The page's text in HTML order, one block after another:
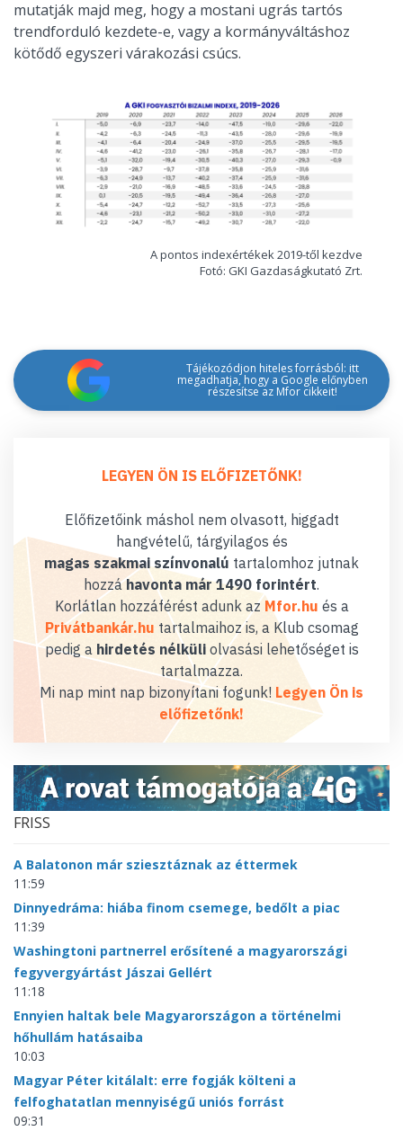
mutatják majd meg, hogy a mostani ugrás tartós
trendforduló kezdete-e, vagy a kormányváltáshoz
kötődő egyszeri várakozási csúcs.
A pontos indexértékek 2019-től kezdve
Fotó: GKI Gazdaságkutató Zrt.
Tájékozódjon hiteles forrásból: itt
megadhatja, hogy a Google előnyben
részesítse az Mfor cikkeit!
LEGYEN ÖN IS ELŐFIZETŐNK!
Előfizetőink máshol nem olvasott, higgadt
hangvételű, tárgyilagos és
magas szakmai színvonalú tartalomhoz jutnak
hozzáhavonta már 1490 forintért.
Korlátlan hozzáférést adunk az Mfor.hu és a
Privátbankár.hu tartalmaihoz is, a Klub csomag
pedig a hirdetés nélküliolvasási lehetőséget is
tartalmazza.
Mi nap mint nap bizonyítani fogunk! Legyen Ön is
előfizetőnk!
FRISS
A Balatonon már sziesztáznak az éttermek
11:59
Dinnyedráma: hiába finom csemege, bedőlt a piac
11:39
Washingtoni partnerrel erősítené a magyarországi
fegyvergyártást Jászai Gellért
11:18
Ennyien haltak bele Magyarországon a történelmi
hőhullám hatásaiba
10:03
Magyar Péter kitálalt: erre fogják költeni a
felfoghatatlan mennyiségű uniós forrást
09:31